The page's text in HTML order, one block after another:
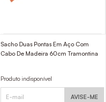
Sacho Duas Pontas Em Aço Com
Cabo De Madeira 60cm Tramontina
Produto indisponível
AVISE-ME